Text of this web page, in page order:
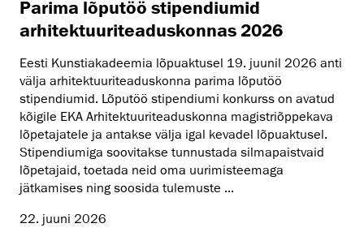
Parima lõputöö stipendiumid
arhitektuuriteaduskonnas 2026
Eesti Kunstiakadeemia lõpuaktusel 19. juunil 2026 anti
välja arhitektuuriteaduskonna parima lõputöö
stipendiumid. Lõputöö stipendiumi konkurss on avatud
kõigile EKA Arhitektuuriteaduskonna magistriõppekava
lõpetajatele ja antakse välja igal kevadel lõpuaktusel.
Stipendiumiga soovitakse tunnustada silmapaistvaid
lõpetajaid, toetada neid oma uurimisteemaga
jätkamises ning soosida tulemuste ...
22. juuni 2026